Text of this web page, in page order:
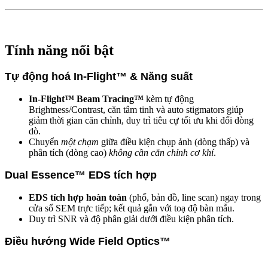
Tính năng nổi bật
Tự động hoá In-Flight™ & Năng suất
In-Flight™ Beam Tracing™ kèm tự động
Brightness/Contrast, căn tâm tinh và auto stigmators giúp
giảm thời gian căn chỉnh, duy trì tiêu cự tối ưu khi đổi dòng
dò.
Chuyển một chạm giữa điều kiện chụp ảnh (dòng thấp) và
phân tích (dòng cao) không cần căn chỉnh cơ khí.
Dual Essence™ EDS tích hợp
EDS tích hợp hoàn toàn (phổ, bản đồ, line scan) ngay trong
cửa sổ SEM trực tiếp; kết quả gắn với toạ độ bàn mẫu.
Duy trì SNR và độ phân giải dưới điều kiện phân tích.
Điều hướng Wide Field Optics™